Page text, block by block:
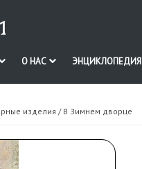
О НАС ЭНЦИКЛОПЕДИЯ
изделия / В Зимнем дворце